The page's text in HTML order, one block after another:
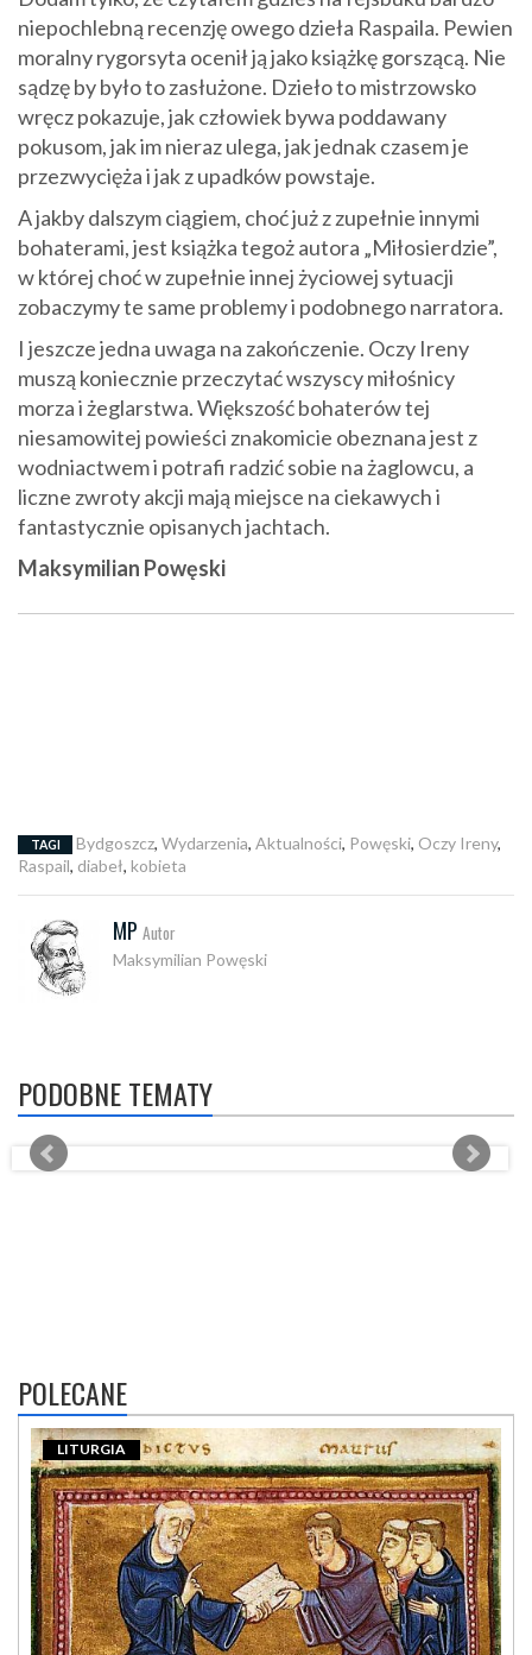
niepochlebną recenzję owego dzieła Raspaila. Pewien
moralny rygorsyta ocenił ją jako książkę gorszącą. Nie
sądzę by było to zasłużone. Dzieło to mistrzowsko
wręcz pokazuje, jak człowiek bywa poddawany
pokusom, jak im nieraz ulega, jak jednak czasem je
przezwycięża i jak z upadków powstaje.
A jakby dalszym ciągiem, choć już z zupełnie innymi
bohaterami, jest książka tegoż autora „Miłosierdzie”,
w której choć w zupełnie innej życiowej sytuacji
zobaczymy te same problemy i podobnego narratora.
I jeszcze jedna uwaga na zakończenie. Oczy Ireny
muszą koniecznie przeczytać wszyscy miłośnicy
morza i żeglarstwa. Większość bohaterów tej
niesamowitej powieści znakomicie obeznana jest z
wodniactwem i potrafi radzić sobie na żaglowcu, a
liczne zwroty akcji mają miejsce na ciekawych i
fantastycznie opisanych jachtach.
Maksymilian Powęski
TAGI Bydgoszcz, Wydarzenia, Aktualności, Powęski, Oczy Ireny,
Raspail, diabeł, kobieta
MP Autor
Maksymilian Powęski
PODOBNE TEMATY
POLECANE
LITURGIA